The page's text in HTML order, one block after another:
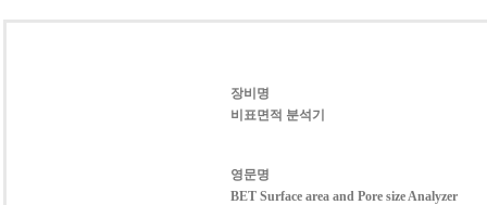
장비명
비표면적 분석기
영문명
BET Surface area and Pore size Analyzer